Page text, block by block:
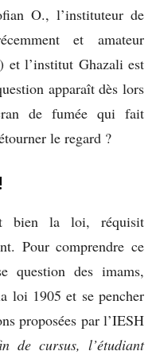
O., l’instituteur de
et amateur
et l’institut Ghazali est
apparaît dès lors
de fumée qui fait
le regard ?
bien la loi, réquisit
Pour comprendre ce
question des imams,
loi 1905 et se pencher
proposées par l’IESH
de cursus, l’étudiant